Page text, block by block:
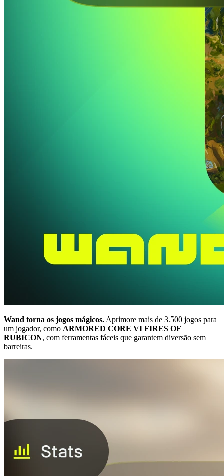
Wand torna os jogos mágicos. Aprimore mais de 3.500 jogos para
um jogador, como ARMORED CORE VI FIRES OF
RUBICON, com ferramentas fáceis que garantem diversão sem
barreiras.